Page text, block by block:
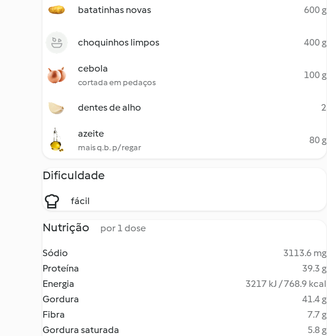
batatinhas novas 600 g
choquinhos limpos 400 g
cebola
cortada em pedaços
100 g
dentes de alho 2
azeite
mais q.b. p/ regar
80 g
Dificuldade
fácil
Nutrição por 1 dose
Sódio
3113.6 mg
Proteína
39.3 g
Energia
3217 kJ / 768.9 kcal
Gordura
41.4 g
Fibra
7.7 g
Gordura saturada
5.8 g